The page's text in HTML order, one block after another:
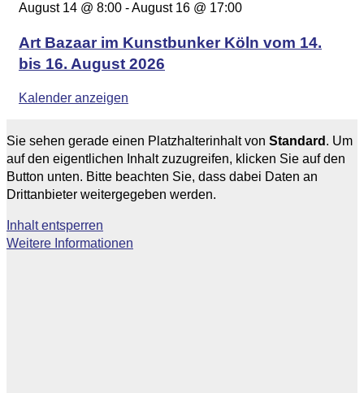
August 14 @ 8:00 -August 16 @ 17:00
Art Bazaar im Kunstbunker Köln vom 14.
bis 16. August 2026
Kalender anzeigen
Sie sehen gerade einen Platzhalterinhalt von Standard . Um
auf den eigentlichen Inhalt zuzugreifen, klicken Sie auf den
Button unten. Bitte beachten Sie, dass dabei Daten an
Drittanbieter weitergegeben werden.
Inhalt entsperren
Weitere Informationen